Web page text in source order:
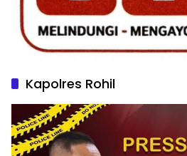
Kapolres Rohil